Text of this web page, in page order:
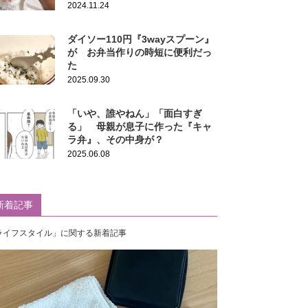
2024.11.24
ダイソー110円『3wayスプーン』
が お弁当作りの時短に便利だっ
た
2025.09.30
「いや、誰やねん」「面白すぎ
る」 母親が息子に作った『キャ
ラ弁』、その中身が？
2025.06.08
着記事
イフスタイル」に関する新着記事